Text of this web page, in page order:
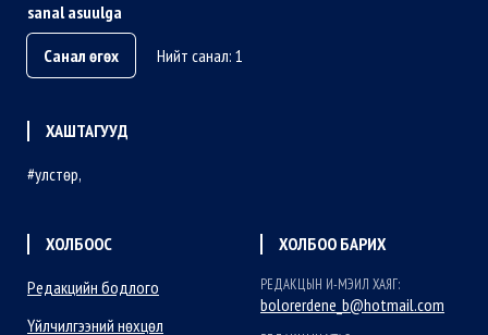
sanal asuulga
Санал өгөх
Нийт санал: 1
ХАШТАГУУД
улстөр
ХОЛБООС
Редакцийн бодлого
Үйлчилгээний нөхцөл
ХОЛБОО БАРИХ
РЕДАКЦЫН И-МЭИЛ ХАЯГ:
bolorerdene_b@hotmail.com